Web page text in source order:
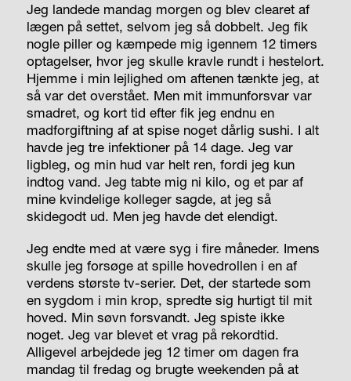
Jeg landede mandag morgen og blev clearet af
lægen på settet, selvom jeg så dobbelt. Jeg fik
nogle piller og kæmpede mig igennem 12 timers
optagelser, hvor jeg skulle kravle rundt i hestelort.
Hjemme i min lejlighed om aftenen tænkte jeg, at
så var det overstået. Men mit immunforsvar var
smadret, og kort tid efter fik jeg endnu en
madforgiftning af at spise noget dårlig sushi. I alt
havde jeg tre infektioner på 14 dage. Jeg var
ligbleg, og min hud var helt ren, fordi jeg kun
indtog vand. Jeg tabte mig ni kilo, og et par af
mine kvindelige kolleger sagde, at jeg så
skidegodt ud. Men jeg havde det elendigt.
Jeg endte med at være syg i fire måneder. Imens
skulle jeg forsøge at spille hovedrollen i en af
verdens største tv-serier. Det, der startede som
en sygdom i min krop, spredte sig hurtigt til mit
hoved. Min søvn forsvandt. Jeg spiste ikke
noget. Jeg var blevet et vrag på rekordtid.
Alligevel arbejdede jeg 12 timer om dagen fra
mandag til fredag og brugte weekenden på at